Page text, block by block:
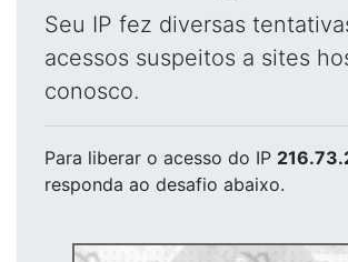
Seu IP fez diversas
acessos suspeitos a sites
conosco.
Para liberar o acesso do IP
responda ao desafio abaixo.